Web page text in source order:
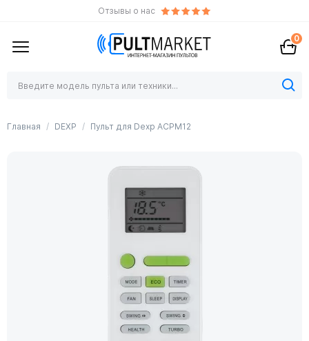
Отзывы о нас
0
Главная DEXP Пульт для Dexp ACPM12